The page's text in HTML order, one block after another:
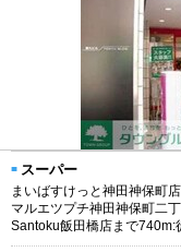
スーパー
まいばすけっと神田神保町
マルエツプチ神田神保町二
Santoku飯田橋店まで740m: